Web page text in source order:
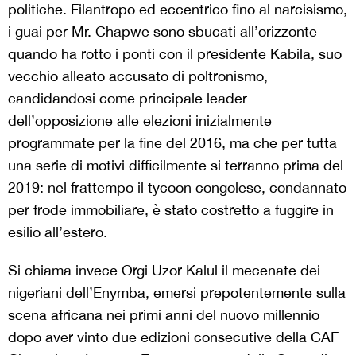
politiche. Filantropo ed eccentrico fino al narcisismo,
i guai per Mr. Chapwe sono sbucati all’orizzonte
quando ha rotto i ponti con il presidente Kabila, suo
vecchio alleato accusato di poltronismo,
candidandosi come principale leader
dell’opposizione alle elezioni inizialmente
programmate per la fine del 2016, ma che per tutta
una serie di motivi difficilmente si terranno prima del
2019: nel frattempo il tycoon congolese, condannato
per frode immobiliare, è stato costretto a fuggire in
esilio all’estero.
Si chiama invece Orgi Uzor Kalul il mecenate dei
nigeriani dell’Enymba, emersi prepotentemente sulla
scena africana nei primi anni del nuovo millennio
dopo aver vinto due edizioni consecutive della CAF